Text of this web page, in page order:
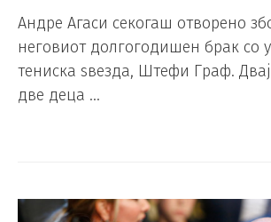
Андре Агаси секогаш отворено
неговиот долгогодишен брак со
тениска ѕвезда, Штефи Граф.
две деца …